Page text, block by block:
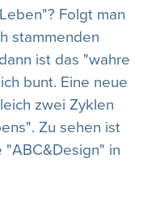
Folgt man
stammenden
ist das "wahre
bunt. Eine neue
zwei Zyklen
Zu sehen ist
"ABC&Design" in